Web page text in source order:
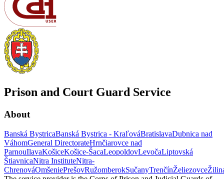
Prison and Court Guard Service
About
Banská BystricaBanská Bystrica - KraľováBratislavaDubnica nad
VáhomGeneral DirectorateHrnčiarovce nad
ParnouIlavaKošiceKošice-ŠacaLeopoldovLevočaLiptovská
ŠtiavnicaNitra InstituteNitra-
ChrenováOmšeniePrešovRužomberokSučanyTrenčínŽeliezovce